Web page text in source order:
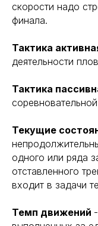
скорости надо
финала.
Тактика
деятельности
Тактика
Текущие
одного или ряда
отставленного
входит в задачи
Темп движений